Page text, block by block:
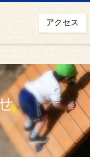
アクセス